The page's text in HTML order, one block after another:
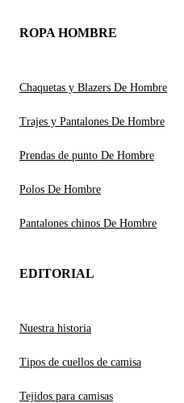
ROPA HOMBRE
Chaquetas y Blazers De Hombre
Trajes y Pantalones De Hombre
Prendas de punto De Hombre
Polos De Hombre
Pantalones chinos De Hombre
EDITORIAL
Nuestra historia
Tipos de cuellos de camisa
Tejidos para camisas